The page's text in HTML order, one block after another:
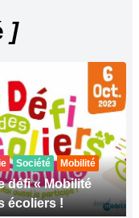
]
Société Mobilité
défi « Mobilité
écoliers !